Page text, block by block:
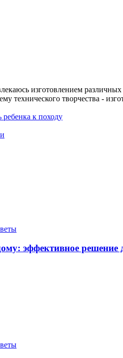
изготовлением
технического творчества -
ребенка к походу
эффективное решение